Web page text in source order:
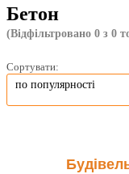
Бетон
(Відфільтровано 0 з 0
Сортувати:
по популярності